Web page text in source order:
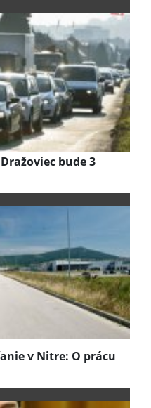
bude 3
v Nitre: O prácu